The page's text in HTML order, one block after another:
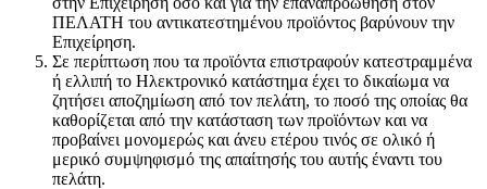
ΠΕΛΑΤΗ του αντικατεστημένου προϊόντος βαρύνουν την
Επιχείρηση.
Σε περίπτωση που τα προϊόντα επιστραφούν κατεστραμμένα
ή ελλιπή το Ηλεκτρονικό κατάστημα έχει το δικαίωμα να
ζητήσει αποζημίωση από τον πελάτη, το ποσό της οποίας θα
καθορίζεται από την κατάσταση των προϊόντων και να
προβαίνει μονομερώς και άνευ ετέρου τινός σε ολικό ή
μερικό συμψηφισμό της απαίτησής του αυτής έναντι του
πελάτη.